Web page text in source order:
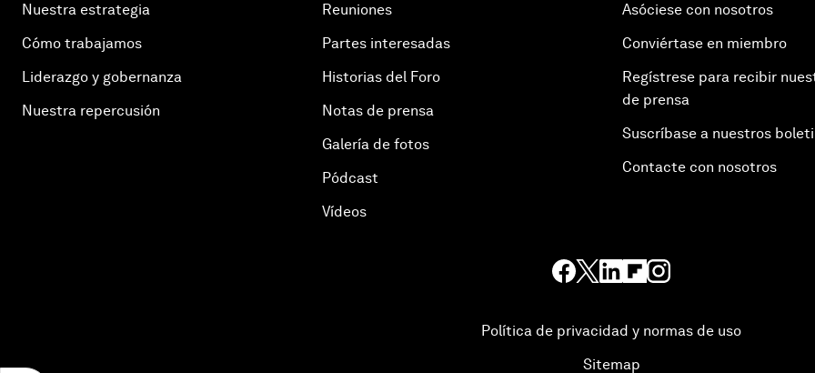
Nuestra estrategia
Cómo trabajamos
Liderazgo y gobernanza
Nuestra repercusión
Reuniones
Partes interesadas
Historias del Foro
Notas de prensa
Galería de fotos
Pódcast
Vídeos
Asóciese con nosotros
Conviértase en miembro
Regístrese para recibir
de prensa
Suscríbase a nuestros
Contacte con nosotros
Política de privacidad y normas de uso
Sitemap